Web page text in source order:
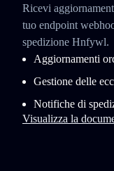
Ricevi
tuo endpoint
spedizione Hnfywl.
Aggiornamenti
Gestione delle
Notifiche di
Visualizza la